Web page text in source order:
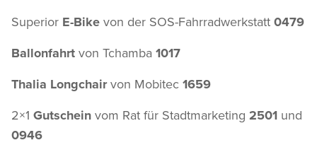
Superior E-Bike von der SOS-Fahrradwerkstatt 0479
Ballonfahrt von Tchamba 1017
Thalia Longchairvon Mobitec 1659
2×1 Gutschein vom Rat für Stadtmarketing 2501 und
0946